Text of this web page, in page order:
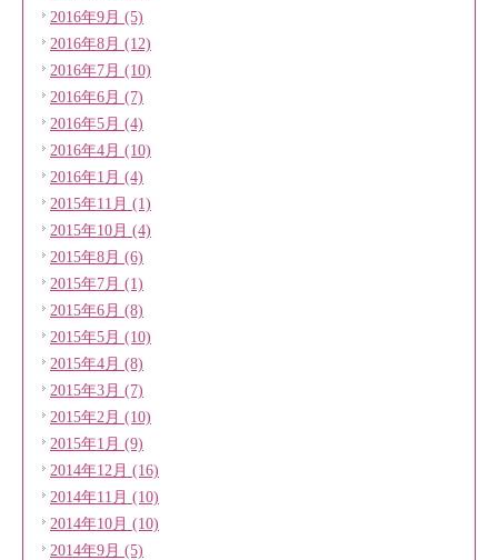
2016年9月 (5)
2016年8月 (12)
2016年7月 (10)
2016年6月 (7)
2016年5月 (4)
2016年4月 (10)
2016年1月 (4)
2015年11月 (1)
2015年10月 (4)
2015年8月 (6)
2015年7月 (1)
2015年6月 (8)
2015年5月 (10)
2015年4月 (8)
2015年3月 (7)
2015年2月 (10)
2015年1月 (9)
2014年12月 (16)
2014年11月 (10)
2014年10月 (10)
2014年9月 (5)